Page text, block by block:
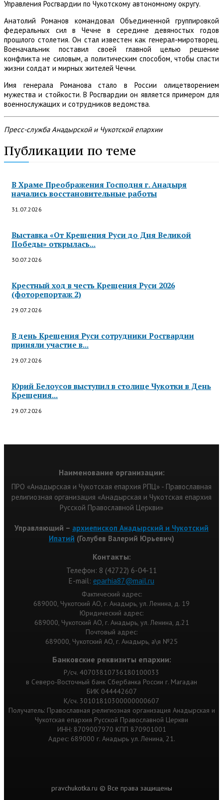
Управления Росгвардии по Чукотскому автономному округу.
Анатолий Романов командовал Объединенной группировкой
федеральных сил в Чечне в середине девяностых годов
прошлого столетия. Он стал известен как генерал-миротворец.
Военачальник поставил своей главной целью решение
конфликта не силовым, а политическим способом, чтобы спасти
жизни солдат и мирных жителей Чечни.
Имя генерала Романова стало в России олицетворением
мужества и стойкости. В Росгвардии он является примером для
военнослужащих и сотрудников ведомства.
Пресс-служба Анадырской и Чукотской епархии
Публикации по теме
В Храме Преображения Господня г. Анадыря
начались восстановительные работы
31.07.2026
Выставка «От Крещения Руси до Дня Великой
Победы» открылась...
30.07.2026
Крестный ход в честь Крещения Руси 2026
(фоторепортаж 2)
29.07.2026
В день Крещения Руси сотрудники Росгвардии
приняли участие в...
29.07.2026
Юрий Белоусов выступил в столице Чукотки в День
Крещения...
29.07.2026
Наименование организации:
ПРО «Анадырская и Чукотская епархия РПЦ» - Православная
религиозная организация «Анадырская и Чукотская епархия
Русской Православной Церкви»
Управляющий – архиепископ Анадырский и Чукотский
Ипатий (Голубев Валерий Юрьевич)
Контакты:
Телефон: 8 (42722) 6-04-11
Е-mail: eparhia87@mail.ru
Фактический адрес:
689000, Чукотский АО, г. Анадырь, ул. Ленина, д. 19
Юридический адрес:
689000, Чукотский АО, г. Анадырь, ул. Ленина, д.21
Почтовый адрес:
689000, Чукотский АО, г. Анадырь, а\я №25
Банковские реквизиты епархии:
Р/сч. 40703810736180100033
в Северо-Восточный банк Сбербанка России г. Магадан
БИК 044442607
К/сч. 30101810300000000607
Получатель: Православная религиозная организация Анадырская и
Чукотская епархия Русской Православной Церкви
ИНН: 8709007970 КПП 870901001
Адрес: 689000 г. Анадырь ул. Ленина, 21.
pravchukotka.ru © Все права защищены